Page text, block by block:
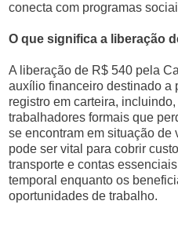
conecta com programas
O que significa a liberação
A liberação de R$ 540 pela
auxílio financeiro destinado a
registro em carteira,
trabalhadores formais que
se encontram em situação
pode ser vital para cobrir
transporte e contas
temporal enquanto os
oportunidades de trabalho.